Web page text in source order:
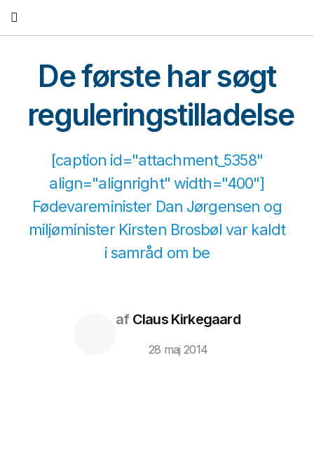
De første har søgt
reguleringstilladelse
[caption id="attachment_5358"
align="alignright" width="400"]
Fødevareminister Dan Jørgensen og
miljøminister Kirsten Brosbøl var kaldt
i samråd om be
afClaus Kirkegaard
28 maj 2014